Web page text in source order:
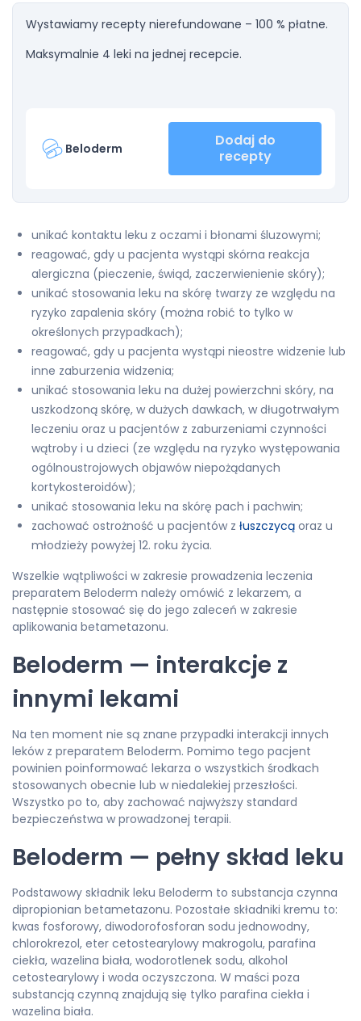
Wystawiamy recepty nierefundowane – 100 % płatne.
Maksymalnie 4 leki na jednej recepcie.
Beloderm
Dodaj do
recepty
unikać kontaktu leku z oczami i błonami śluzowymi;
reagować, gdy u pacjenta wystąpi skórna reakcja
alergiczna (pieczenie, świąd, zaczerwienienie skóry);
unikać stosowania leku na skórę twarzy ze względu na
ryzyko zapalenia skóry (można robić to tylko w
określonych przypadkach);
reagować, gdy u pacjenta wystąpi nieostre widzenie lub
inne zaburzenia widzenia;
unikać stosowania leku na dużej powierzchni skóry, na
uszkodzoną skórę, w dużych dawkach, w długotrwałym
leczeniu oraz u pacjentów z zaburzeniami czynności
wątroby i u dzieci (ze względu na ryzyko występowania
ogólnoustrojowych objawów niepożądanych
kortykosteroidów);
unikać stosowania leku na skórę pach i pachwin;
zachować ostrożność u pacjentów z łuszczycą oraz u
młodzieży powyżej 12. roku życia.
Wszelkie wątpliwości w zakresie prowadzenia leczenia
preparatem Beloderm należy omówić z lekarzem, a
następnie stosować się do jego zaleceń w zakresie
aplikowania betametazonu.
Beloderm — interakcje z
innymi lekami
Na ten moment nie są znane przypadki interakcji innych
leków z preparatem Beloderm. Pomimo tego pacjent
powinien poinformować lekarza o wszystkich środkach
stosowanych obecnie lub w niedalekiej przeszłości.
Wszystko po to, aby zachować najwyższy standard
bezpieczeństwa w prowadzonej terapii.
Beloderm — pełny skład leku
Podstawowy składnik leku Beloderm to substancja czynna
dipropionian betametazonu. Pozostałe składniki kremu to:
kwas fosforowy, diwodorofosforan sodu jednowodny,
chlorokrezol, eter cetostearylowy makrogolu, parafina
ciekła, wazelina biała, wodorotlenek sodu, alkohol
cetostearylowy i woda oczyszczona. W maści poza
substancją czynną znajdują się tylko parafina ciekła i
wazelina biała.